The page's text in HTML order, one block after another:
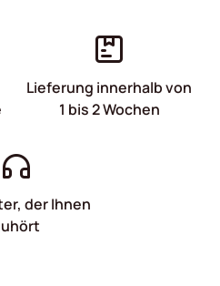
Lieferung innerhalb von
1 bis 2 Wochen
der Ihnen